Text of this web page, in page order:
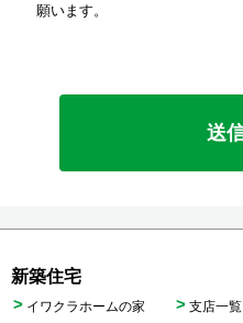
願います。
の
ィ
ー
新築住宅
イワクラホームの家
支店一覧